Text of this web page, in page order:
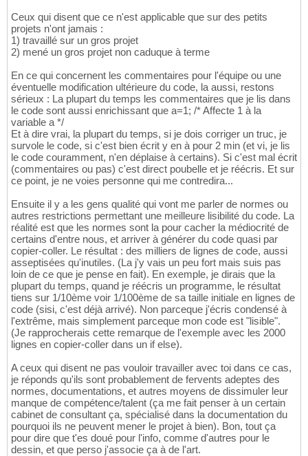
Ceux qui disent que ce n'est applicable que sur des petits
projets n'ont jamais :
1) travaillé sur un gros projet
2) mené un gros projet non caduque à terme
En ce qui concernent les commentaires pour l'équipe ou une
éventuelle modification ultérieure du code, la aussi, restons
sérieux : La plupart du temps les commentaires que je lis dans
le code sont aussi enrichissant que a=1; /* Affecte 1 à la
variable a */
Et à dire vrai, la plupart du temps, si je dois corriger un truc, je
survole le code, si c'est bien écrit y en à pour 2 min (et vi, je lis
le code couramment, n'en déplaise à certains). Si c'est mal écrit
(commentaires ou pas) c'est direct poubelle et je réécris. Et sur
ce point, je ne voies personne qui me contredira...
Ensuite il y a les gens qualité qui vont me parler de normes ou
autres restrictions permettant une meilleure lisibilité du code. La
réalité est que les normes sont la pour cacher la médiocrité de
certains d'entre nous, et arriver à générer du code quasi par
copier-coller. Le résultat : des milliers de lignes de code, aussi
asseptisées qu'inutiles. (La j'y vais un peu fort mais suis pas
loin de ce que je pense en fait). En exemple, je dirais que la
plupart du temps, quand je réécris un programme, le résultat
tiens sur 1/10ème voir 1/100ème de sa taille initiale en lignes de
code (sisi, c'est déjà arrivé). Non parceque j'écris condensé à
l'extrême, mais simplement parceque mon code est "lisible".
(Je rapprocherais cette remarque de l'exemple avec les 2000
lignes en copier-coller dans un if else).
A ceux qui disent ne pas vouloir travailler avec toi dans ce cas,
je réponds qu'ils sont probablement de fervents adeptes des
normes, documentations, et autres moyens de dissimuler leur
manque de compétence/talent (ça me fait penser à un certain
cabinet de consultant ça, spécialisé dans la documentation du
pourquoi ils ne peuvent mener le projet à bien). Bon, tout ça
pour dire que t'es doué pour l'info, comme d'autres pour le
dessin, et que perso j'associe ça à de l'art.